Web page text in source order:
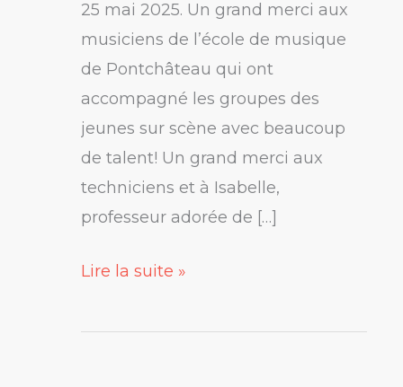
25 mai 2025. Un grand merci aux
musiciens de l’école de musique
de Pontchâteau qui ont
accompagné les groupes des
jeunes sur scène avec beaucoup
de talent! Un grand merci aux
techniciens et à Isabelle,
professeur adorée de […]
dans
les
Lire la suite »